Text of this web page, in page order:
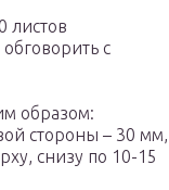
листов
с
образом:
стороны – 30 мм,
снизу по 10-15